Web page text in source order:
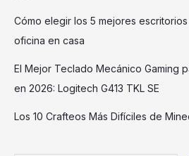
Cómo elegir los 5 mejores
oficina en casa
El Mejor Teclado Mecánico Gaming
en 2026: Logitech G413 TKL SE
Los 10 Crafteos Más Difíciles de